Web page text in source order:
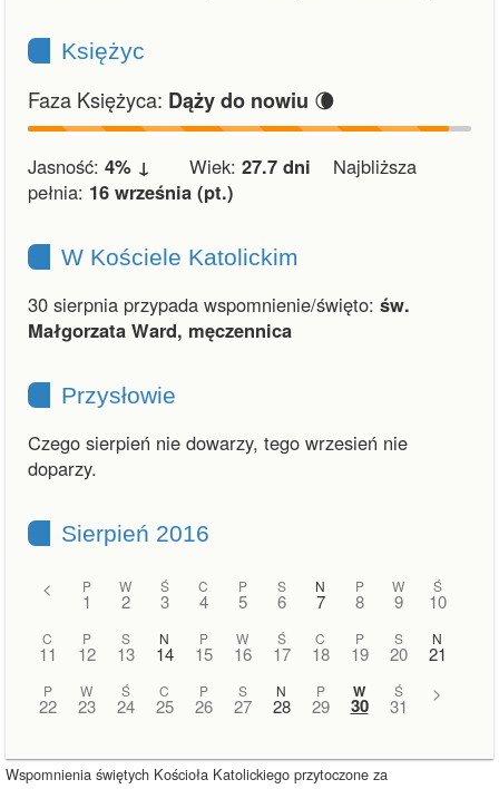
Księżyc
Faza Księżyca: Dąży do nowiu 🌘
Jasność: 4% ↓ Wiek: 27.7 dni Najbliższa
pełnia: 16 września (pt.)
W Kościele Katolickim
30 sierpnia przypada wspomnienie/święto: św.
Małgorzata Ward, męczennica
Przysłowie
Czego sierpień nie dowarzy, tego wrzesień nie
doparzy.
Sierpień 2016
< P
1
W
2
Ś
3
C
4
P
5
S
6
N
7
P
8
W
9
Ś
10
C
11
P
12
S
13
N
14
P
15
W
16
Ś
17
C
18
P
19
S
20
N
21
P
22
W
23
Ś
24
C
25
P
26
S
27
N
28
P
29
W
30
Ś
31
>
Wspomnienia świętych Kościoła Katolickiego przytoczone za